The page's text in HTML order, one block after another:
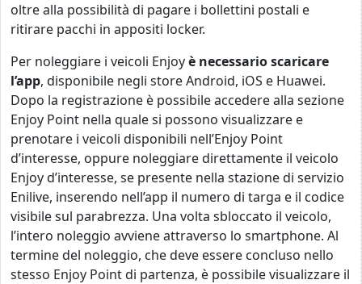
oltre alla possibilità di pagare i bollettini postali e
ritirare pacchi in appositi locker.
Per noleggiare i veicoli Enjoyè necessario scaricare
l’app, disponibile negli store Android, iOS e Huawei.
Dopo la registrazione è possibile accedere alla sezione
Enjoy Point nella quale si possono visualizzare e
prenotare i veicoli disponibili nell’Enjoy Point
d’interesse, oppure noleggiare direttamente il veicolo
Enjoy d’interesse, se presente nella stazione di servizio
Enilive, inserendo nell’app il numero di targa e il codice
visibile sul parabrezza. Una volta sbloccato il veicolo,
l’intero noleggio avviene attraverso lo smartphone. Al
termine del noleggio, che deve essere concluso nello
stesso Enjoy Point di partenza, è possibile visualizzare il